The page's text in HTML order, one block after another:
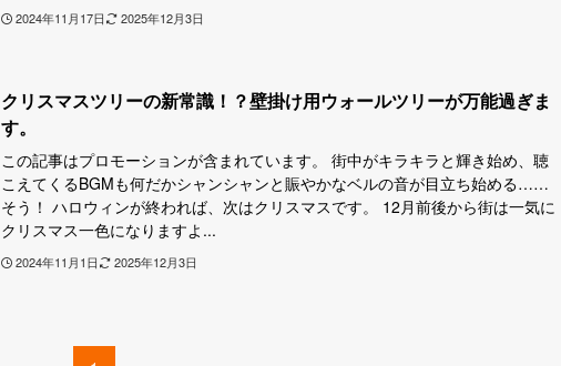
2024年11月17日 2025年12月3日
クリスマスツリーの新常識！？壁掛け用ウォールツリーが万能過ぎま
す。
この記事はプロモーションが含まれています。 街中がキラキラと輝き始め、聴
こえてくるBGMも何だかシャンシャンと賑やかなベルの音が目立ち始める……
そう！ ハロウィンが終われば、次はクリスマスです。 12月前後から街は一気に
クリスマス一色になりますよ...
2024年11月1日 2025年12月3日